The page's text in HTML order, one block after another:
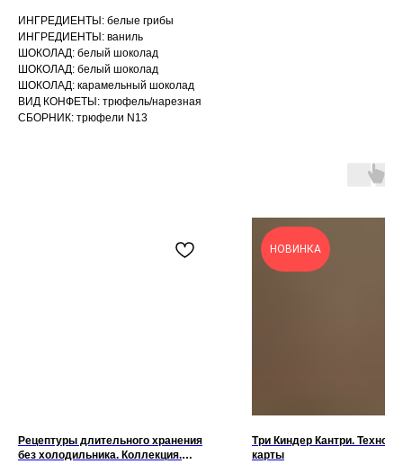
ИНГРЕДИЕНТЫ: белые грибы
ИНГРЕДИЕНТЫ: ваниль
ШОКОЛАД: белый шоколад
ШОКОЛАД: белый шоколад
ШОКОЛАД: карамельный шоколад
ВИД КОНФЕТЫ: трюфель/нарезная
СБОРНИК: трюфели N13
Рецептуры длительного хранения
без холодильника. Коллекция.
НОВИНКА
Три Киндер Кантри.
карты